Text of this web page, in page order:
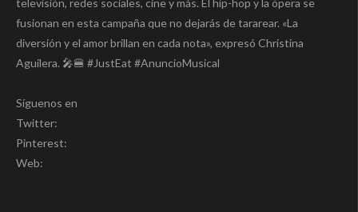
televisión, redes sociales, cine y más. El hip-hop y la ópera se
fusionan en esta campaña que no dejarás de tararear. «La
diversión y el amor brillan en cada nota», expresó Christina
Aguilera. 🎤🍔 #JustEat #AnuncioMusical
Síguenos en
Twitter:
Pinterest:
Web: